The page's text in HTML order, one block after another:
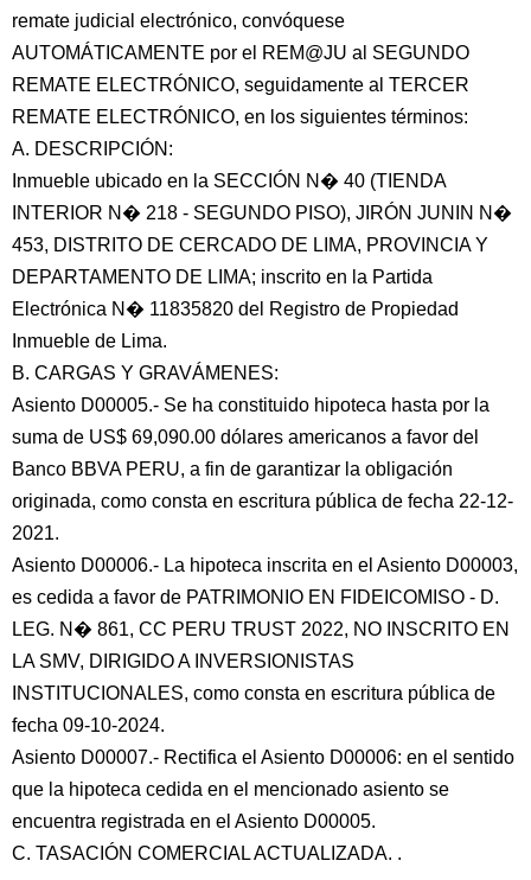
remate judicial electrónico, convóquese
AUTOMÁTICAMENTE por el REM@JU al SEGUNDO
REMATE ELECTRÓNICO, seguidamente al TERCER
REMATE ELECTRÓNICO, en los siguientes términos:
A. DESCRIPCIÓN:
Inmueble ubicado en la SECCIÓN N� 40 (TIENDA
INTERIOR N� 218 - SEGUNDO PISO), JIRÓN JUNIN N�
453, DISTRITO DE CERCADO DE LIMA, PROVINCIA Y
DEPARTAMENTO DE LIMA; inscrito en la Partida
Electrónica N� 11835820 del Registro de Propiedad
Inmueble de Lima.
B. CARGAS Y GRAVÁMENES:
Asiento D00005.- Se ha constituido hipoteca hasta por la
suma de US$ 69,090.00 dólares americanos a favor del
Banco BBVA PERU, a fin de garantizar la obligación
originada, como consta en escritura pública de fecha 22-12-
2021.
Asiento D00006.- La hipoteca inscrita en el Asiento D00003,
es cedida a favor de PATRIMONIO EN FIDEICOMISO - D.
LEG. N� 861, CC PERU TRUST 2022, NO INSCRITO EN
LA SMV, DIRIGIDO A INVERSIONISTAS
INSTITUCIONALES, como consta en escritura pública de
fecha 09-10-2024.
Asiento D00007.- Rectifica el Asiento D00006: en el sentido
que la hipoteca cedida en el mencionado asiento se
encuentra registrada en el Asiento D00005.
C. TASACIÓN COMERCIAL ACTUALIZADA. .